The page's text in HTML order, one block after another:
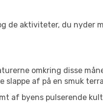
aktiviteter, du nyder
omkring disse
af på en smuk
af byens pulserende